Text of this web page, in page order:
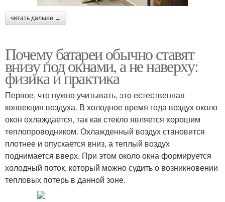
читать дальше →
Почему батареи обычно ставят
внизу под окнами, а не наверху:
физика и практика
Первое, что нужно учитывать, это естественная
конвекция воздуха. В холодное время года воздух около
окон охлаждается, так как стекло является хорошим
теплопроводником. Охлажденный воздух становится
плотнее и опускается вниз, а теплый воздух
поднимается вверх. При этом около окна формируется
холодный поток, который можно судить о возникновении
тепловых потерь в данной зоне.